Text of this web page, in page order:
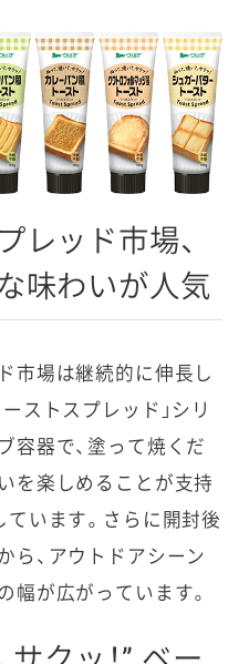
レッド市場、
味わいが人気
市場は継続的に伸長し
ストスプレッド」シリ
容器で、塗って焼くだ
を楽しめることが支持
ています。さらに開封後
ら、アウトドアシーン
幅が広がっています。